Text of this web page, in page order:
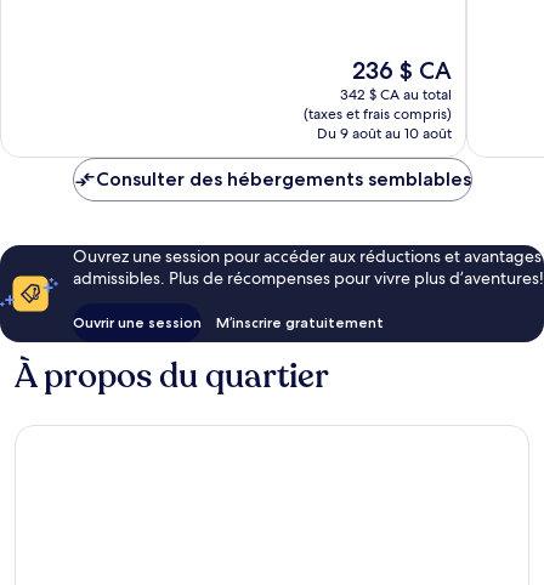
Le
prix
est
de
236 $ CA
236 $ CA
342 $ CA au total
(taxes et frais compris)
Du 9 août au 10 août
Consulter des hébergements semblables
Ouvrez une session pour accéder aux réductions et avantages
admissibles. Plus de récompenses pour vivre plus d’aventures!
Ouvrir une session M’inscrire gratuitement
À propos du quartier